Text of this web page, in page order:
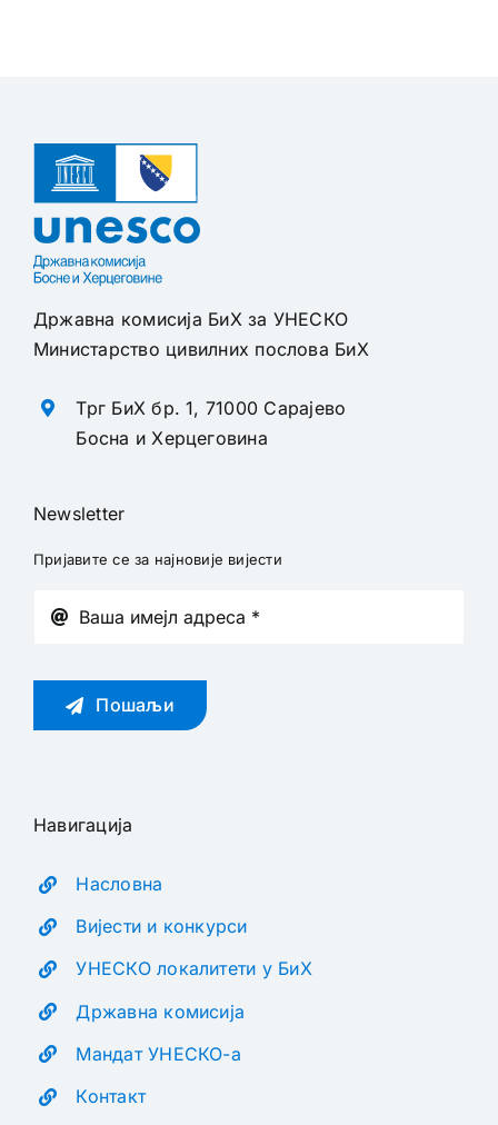
Државна комисија БиХ за УНЕСКО
Министарство цивилних послова БиХ
Трг БиХ бр. 1, 71000 Сарајево
Босна и Херцеговина
Newsletter
Пријавите се за најновије вијести
Пошаљи
Навигација
Насловна
Вијести и конкурси
УНЕСКО локалитети у БиХ
Државна комисија
Мандат УНЕСКО-а
Контакт